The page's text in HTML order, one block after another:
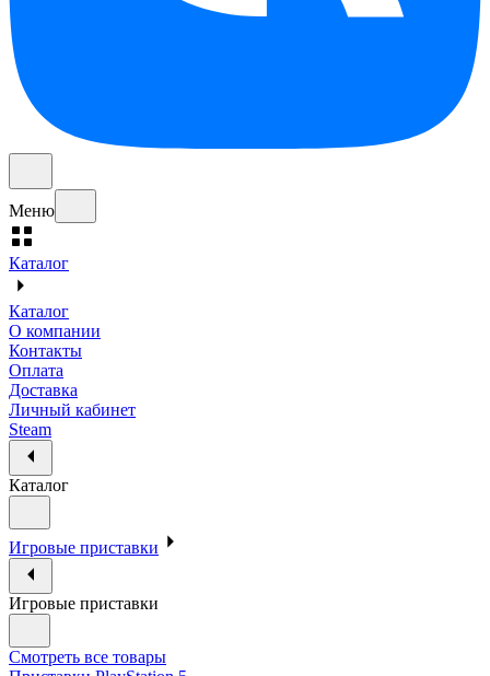
Меню
Каталог
Каталог
О компании
Контакты
Оплата
Доставка
Личный кабинет
Steam
Каталог
Игровые приставки
Игровые приставки
Смотреть все товары